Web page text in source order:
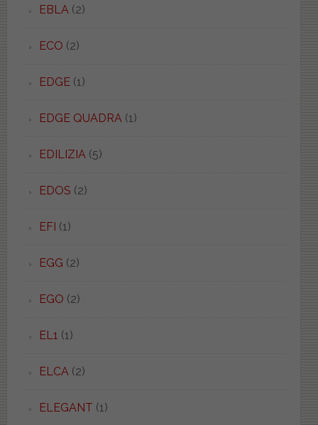
EBLA (2)
ECO (2)
EDGE(1)
EDGE QUADRA (1)
EDILIZIA (5)
EDOS (2)
EFI (1)
EGG (2)
EGO (2)
EL1 (1)
ELCA (2)
ELEGANT (1)